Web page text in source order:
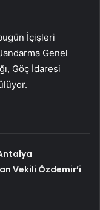
İçişleri
Genel
Göç İdaresi
Vekili Özdemir’i